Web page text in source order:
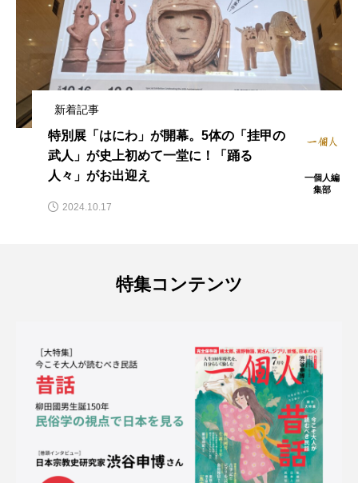
新着記事
『一個人』5月号 発売中｜大特集は、大
昔からつながる“日本誕生”前夜の秘密を
学びなおす「古代史入門」
一個人編
集部
2025.04.16
特集コンテンツ